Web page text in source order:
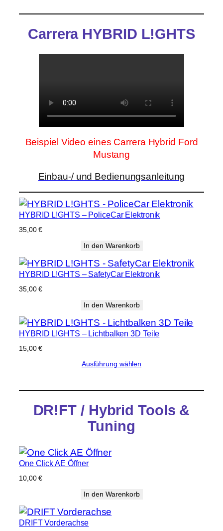
Carrera HYBRID L!GHTS
Beispiel Video eines Carrera Hybrid Ford
Mustang
Einbau-/ und Bedienungsanleitung
HYBRID L!GHTS – PoliceCar Elektronik
35,00€
In den Warenkorb
HYBRID L!GHTS – SafetyCar Elektronik
35,00€
In den Warenkorb
HYBRID L!GHTS – Lichtbalken 3D Teile
15,00€
Ausführung wählen
DR!FT / Hybrid Tools &
Tuning
One Click AE Öffner
10,00€
In den Warenkorb
DRIFT Vorderachse